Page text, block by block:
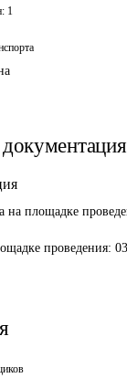
1
на площадке
проведения: